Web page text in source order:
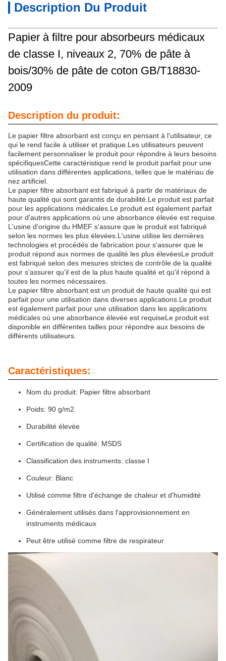
Description Du Produit
Papier à filtre pour absorbeurs médicaux
de classe I, niveaux 2, 70% de pâte à
bois/30% de pâte de coton GB/T18830-
2009
Description du produit:
Le papier filtre absorbant est conçu en pensant à l'utilisateur, ce
qui le rend facile à utiliser et pratique.Les utilisateurs peuvent
facilement personnaliser le produit pour répondre à leurs besoins
spécifiquesCette caractéristique rend le produit parfait pour une
utilisation dans différentes applications, telles que le matériau de
nez artificiel.
Le papier filtre absorbant est fabriqué à partir de matériaux de
haute qualité qui sont garantis de durabilité.Le produit est parfait
pour les applications médicales.Le produit est également parfait
pour d'autres applications où une absorbance élevée est requise.
L'usine d'origine du HMEF s'assure que le produit est fabriqué
selon les normes les plus élevées.L'usine utilise les dernières
technologies et procédés de fabrication pour s'assurer que le
produit répond aux normes de qualité les plus élevéesLe produit
est fabriqué selon des mesures strictes de contrôle de la qualité
pour s'assurer qu'il est de la plus haute qualité et qu'il répond à
toutes les normes nécessaires.
Le papier filtre absorbant est un produit de haute qualité qui est
parfait pour une utilisation dans diverses applications.Le produit
est également parfait pour une utilisation dans les applications
médicales où une absorbance élevée est requiseLe produit est
disponible en différentes tailles pour répondre aux besoins de
différents utilisateurs.
Caractéristiques:
Nom du produit: Papier filtre absorbant
Poids: 90 g/m2
Durabilité élevée
Certification de qualité: MSDS
Classification des instruments: classe I
Couleur: Blanc
Utilisé comme filtre d'échange de chaleur et d'humidité
Généralement utilisés dans l'approvisionnement en
instruments médicaux
Peut être utilisé comme filtre de respirateur